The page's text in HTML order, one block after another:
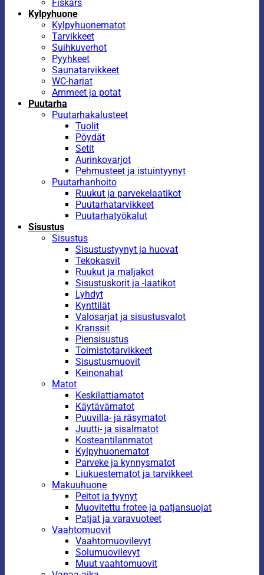
Fiskars
Kylpyhuone
Kylpyhuonematot
Tarvikkeet
Suihkuverhot
Pyyhkeet
Saunatarvikkeet
WC-harjat
Ammeet ja potat
Puutarha
Puutarhakalusteet
Tuolit
Pöydät
Setit
Aurinkovarjot
Pehmusteet ja istuintyynyt
Puutarhanhoito
Ruukut ja parvekelaatikot
Puutarhatarvikkeet
Puutarhatyökalut
Sisustus
Sisustus
Sisustustyynyt ja huovat
Tekokasvit
Ruukut ja maljakot
Sisustuskorit ja -laatikot
Lyhdyt
Kynttilät
Valosarjat ja sisustusvalot
Kranssit
Piensisustus
Toimistotarvikkeet
Sisustusmuovit
Keinonahat
Matot
Keskilattiamatot
Käytävämatot
Puuvilla- ja räsymatot
Juutti- ja sisalmatot
Kosteantilanmatot
Kylpyhuonematot
Parveke ja kynnysmatot
Liukuestematot ja tarvikkeet
Makuuhuone
Peitot ja tyynyt
Muovitettu frotee ja patjansuojat
Patjat ja varavuoteet
Vaahtomuovit
Vaahtomuovilevyt
Solumuovilevyt
Muut vaahtomuovit